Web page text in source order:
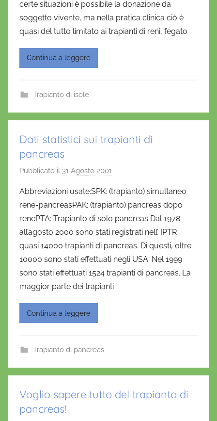
e
l
a
r
o
certe situazioni è possibile la donazione da
soggetto vivente, ma nella pratica clinica ciò è
quasi del tutto limitato ai trapianti di reni, fegato
Continua a leggere
Trapianto di isole
Dati statistici sui trapianti di
pancreas
Pubblicato il 31 Agosto 2001
D
a
n
i
e
a
D
Abbreviazioni usate:SPK: (trapianto) simultaneo
rene-pancreasPAK: (trapianto) pancreas dopo
renePTA: Trapianto di solo pancreas Dal 1978
all’agosto 2000 sono stati registrati nell’ IPTR
quasi 14000 trapianti di pancreas. Di questi, oltre
10000 sono stati effettuati negli USA. Nel 1999
sono stati effettuati 1524 trapianti di pancreas. La
maggior parte dei trapianti
Continua a leggere
Trapianto di pancreas
Voglio sapere tutto del trapianto di
pancreas!